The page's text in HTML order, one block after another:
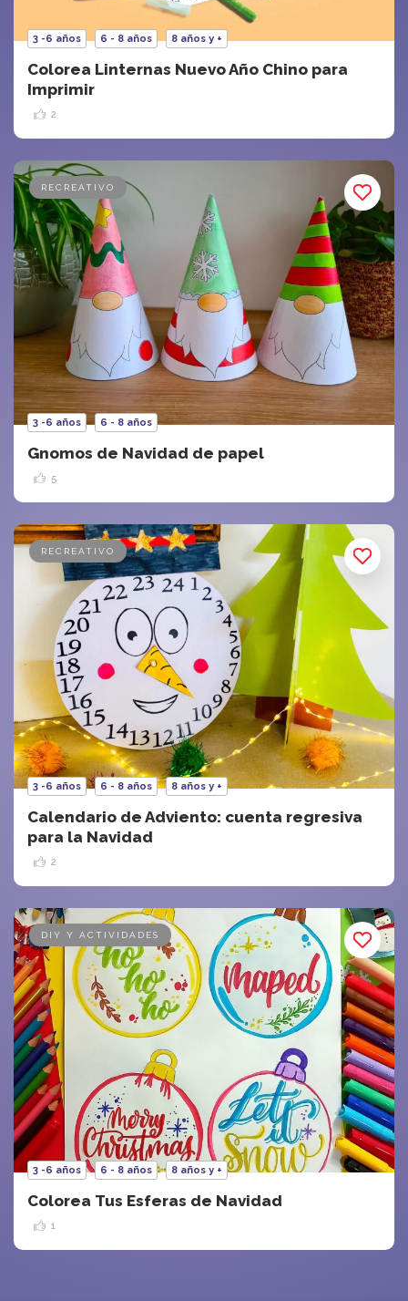
3 -6 años 6 - 8 años 8 años y +
Colorea Linternas Nuevo Año Chino para
Imprimir
2
RECREATIVO
3 -6 años 6 - 8 años
Gnomos de Navidad de papel
5
RECREATIVO
3 -6 años 6 - 8 años 8 años y +
Calendario de Adviento: cuenta regresiva
para la Navidad
2
DIY Y ACTIVIDADES
3 -6 años 6 - 8 años 8 años y +
Colorea Tus Esferas de Navidad
1